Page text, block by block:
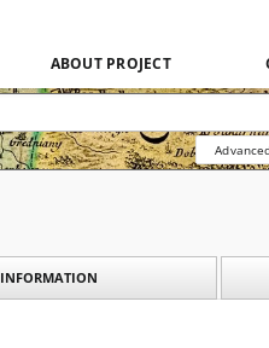
ABOUT PROJECT
INFORMATION